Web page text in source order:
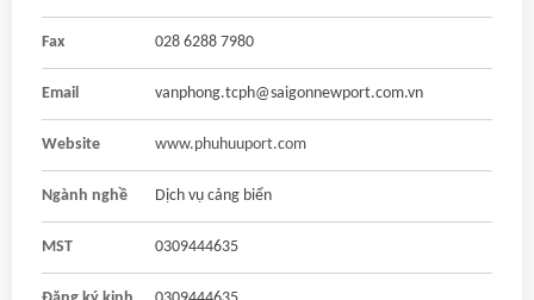
Fax 028 6288 7980
Email vanphong.tcph@saigonnewport.com.vn
Website www.phuhuuport.com
Ngành nghề Dịch vụ cảng biển
MST 0309444635